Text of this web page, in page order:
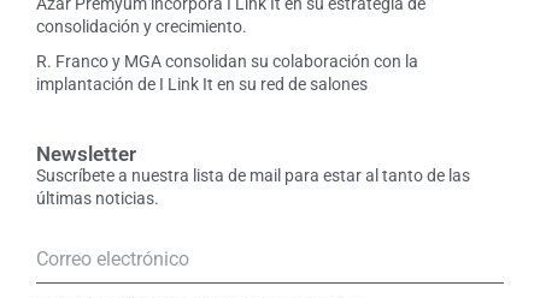
consolidación y crecimiento.
R. Franco y MGA consolidan su colaboración con la
implantación de I Link It en su red de salones
Newsletter
Suscríbete a nuestra lista de mail para estar al tanto de las
últimas noticias.